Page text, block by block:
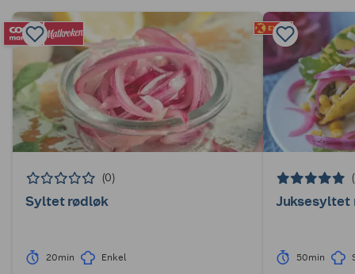
(0)
Syltet rødløk
20min Enkel
Juksesyltet
50min